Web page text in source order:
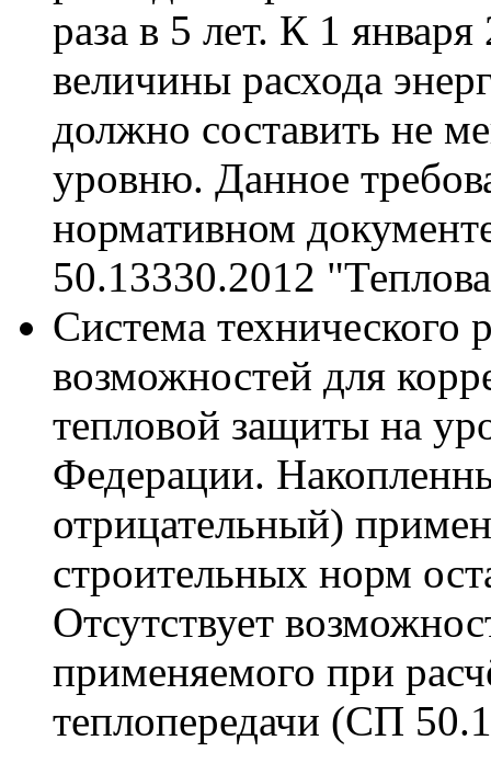
раза в 5 лет. К 1
величины расхода
должно составить не
уровню. Данное
нормативном
50.13330.2012
Система технического
возможностей для
тепловой защиты на
Федерации.
отрицательный)
строительных норм
Отсутствует
применяемого при
теплопередачи (СП